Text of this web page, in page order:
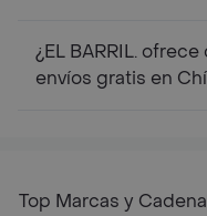
¿EL BARRIL.
envíos gratis en
Top Marcas y